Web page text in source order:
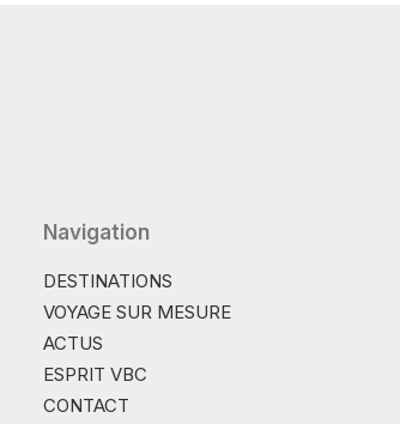
Navigation
DESTINATIONS
VOYAGE SUR MESURE
ACTUS
ESPRIT VBC
CONTACT